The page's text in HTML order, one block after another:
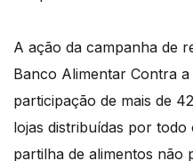
A ação da campanha de
Banco Alimentar Contra
participação de mais de
lojas distribuídas por
partilha de alimentos não